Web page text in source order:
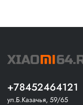
+78452464121
ул.Б.Казачья, 59/65